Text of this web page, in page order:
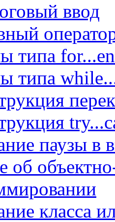
ввод
типа
типа
паузы в
об
класса